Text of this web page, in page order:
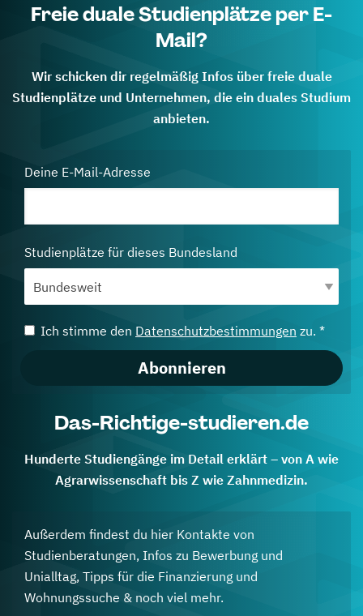
Freie duale Studienplätze per E-
Mail?
Wir schicken dir regelmäßig Infos über freie duale
Studienplätze und Unternehmen, die ein duales Studium
anbieten.
Deine E-Mail-Adresse
Studienplätze für dieses Bundesland
Ich stimme den Datenschutzbestimmungen zu. *
Abonnieren
Das-Richtige-studieren.de
Hunderte Studiengänge im Detail erklärt – von A wie
Agrarwissenschaft bis Z wie Zahnmedizin.
Außerdem findest du hier Kontakte von
Studienberatungen, Infos zu Bewerbung und
Unialltag, Tipps für die Finanzierung und
Wohnungssuche & noch viel mehr.